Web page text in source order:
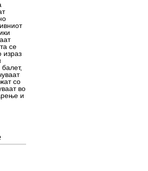
се
израз
со
во
и